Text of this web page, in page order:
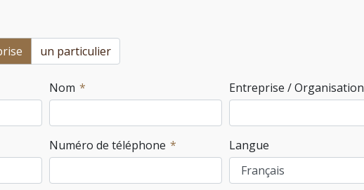
un particulier
Nom Entreprise / Organisation
Numéro de téléphone Langue